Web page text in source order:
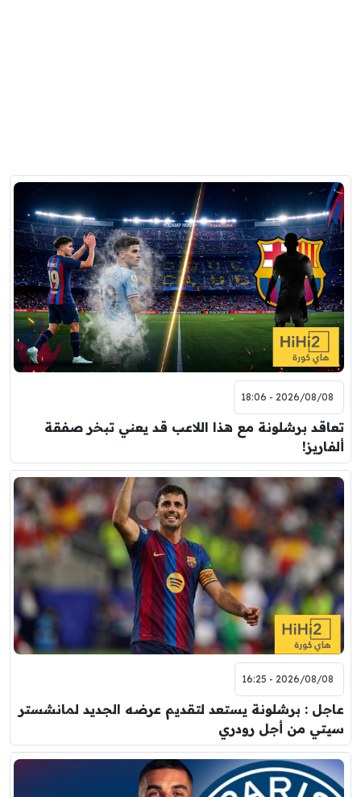
2026/08/08 - 18:06
تعاقد برشلونة مع هذا اللاعب قد يعني تبخر صفقة
ألفاريز!
2026/08/08 - 16:25
عاجل : برشلونة يستعد لتقديم عرضه الجديد لمانشستر
سيتي من أجل رودري